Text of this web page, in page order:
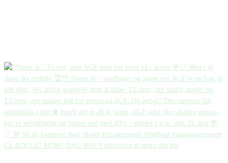
GLÆDELIG MORS DAG 🌸🩷 I anledning af mors dag har